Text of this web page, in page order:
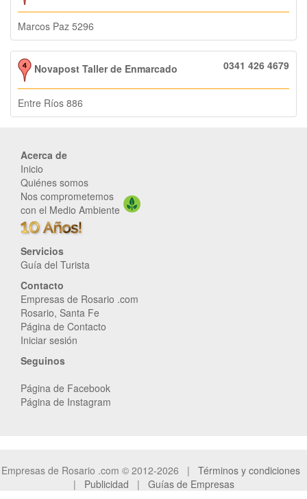
Marcos Paz 5296
Novapost Taller de Enmarcado 0341 426 4679
Entre Ríos 886
Acerca de
Inicio
Quiénes somos
Nos comprometemos
con el Medio Ambiente
Servicios
Guía del Turista
Contacto
Empresas de Rosario .com
Rosario, Santa Fe
Página de Contacto
Iniciar sesión
Seguinos
Página de Facebook
Página de Instagram
Empresas de Rosario .com © 2012-2026 | Términos y condiciones
| Publicidad | Guías de Empresas